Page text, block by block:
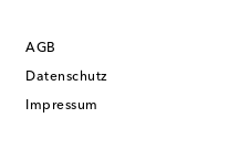
AGB
Datenschutz
Impressum